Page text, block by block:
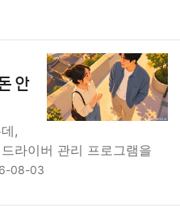
안
,
라이버 관리 프로그램을
08-03